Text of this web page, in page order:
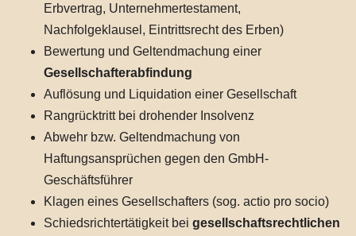
Erbvertrag, Unternehmertestament,
Nachfolgeklausel, Eintrittsrecht des Erben)
Bewertung und Geltendmachung einer
Gesellschafterabfindung
Auflösung und Liquidation einer Gesellschaft
Rangrücktritt bei drohender Insolvenz
Abwehr bzw. Geltendmachung von
Haftungsansprüchen gegen den GmbH-
Geschäftsführer
Klagen eines Gesellschafters (sog. actio pro socio)
Schiedsrichtertätigkeit bei gesellschaftsrechtlichen